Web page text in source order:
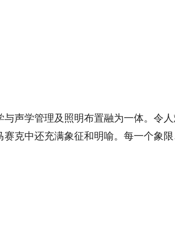
声学管理及照明布置融为一体。令人
克中还充满象征和明喻。每一个象